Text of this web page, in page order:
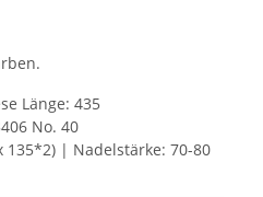
Länge: 435
No. 40
135*2) | Nadelstärke: 70-80